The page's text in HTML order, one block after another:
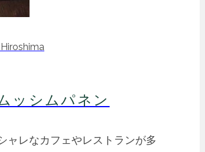
ッシムパネン
ャレなカフェやレストランが多